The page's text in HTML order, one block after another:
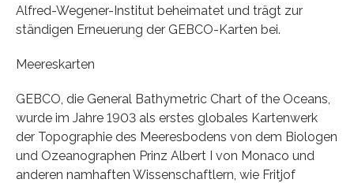
Alfred-Wegener-Institut beheimatet und trägt zur
ständigen Erneuerung der GEBCO-Karten bei.
Meereskarten
GEBCO, die General Bathymetric Chart of the Oceans,
wurde im Jahre 1903 als erstes globales Kartenwerk
der Topographie des Meeresbodens von dem Biologen
und Ozeanographen Prinz Albert I von Monaco und
anderen namhaften Wissenschaftlern, wie Fritjof